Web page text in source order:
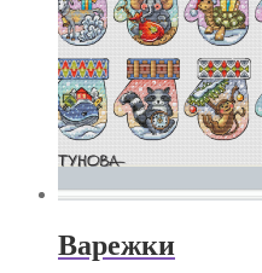
Варежки